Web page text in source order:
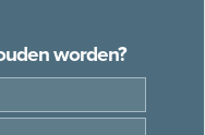
worden?